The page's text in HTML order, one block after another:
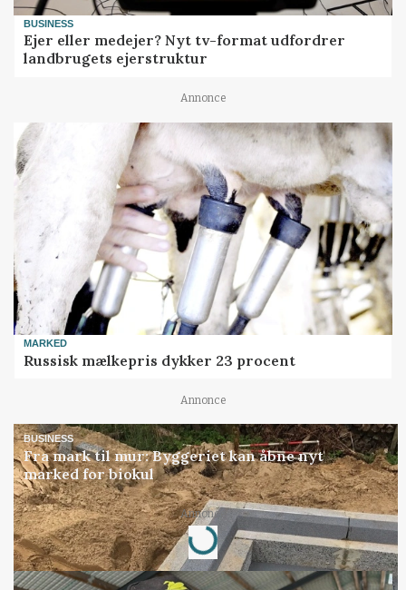
BUSINESS
Ejer eller medejer? Nyt tv-format udfordrer
landbrugets ejerstruktur
Annonce
MARKED
Russisk mælkepris dykker 23 procent
Annonce
BUSINESS
Fra mark til mur: Byggeriet kan åbne nyt
marked for biokul
Annonce
Loading...